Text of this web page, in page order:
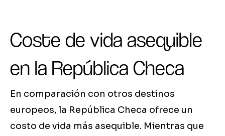
Coste de vida asequible
en la República Checa
En comparación con otros destinos
europeos, la República Checa ofrece un
costo de vida más asequible. Mientras que